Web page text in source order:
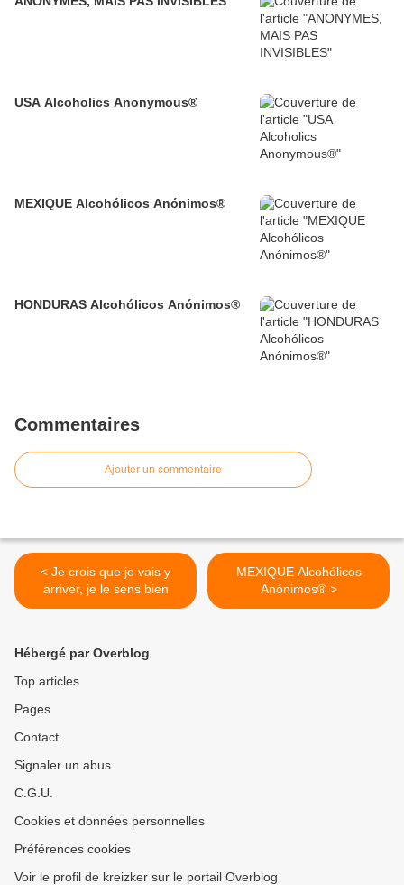
USA Alcoholics Anonymous®
MEXIQUE Alcohólicos Anónimos®
HONDURAS Alcohólicos Anónimos®
Commentaires
Ajouter un commentaire
< Je crois que je vais y
arriver, je le sens bien
MEXIQUE Alcohólicos
Anónimos® >
Hébergé par Overblog
Top articles
Pages
Contact
Signaler un abus
C.G.U.
Cookies et données personnelles
Préférences cookies
Voir le profil de kreizker sur le portail Overblog